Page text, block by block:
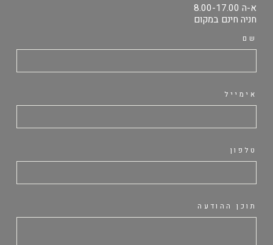
א-ה 8.00-17.00
חניה חינם במקום
שם
אימייל
טלפון
תוכן ההודעה